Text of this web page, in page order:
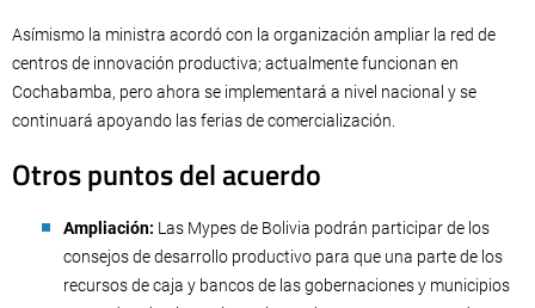
Asímismo la ministra acordó con la organización ampliar la red de
centros de innovación productiva; actualmente funcionan en
Cochabamba, pero ahora se implementará a nivel nacional y se
continuará apoyando las ferias de comercialización.
Otros puntos del acuerdo
Ampliación: Las Mypes de Bolivia podrán participar de los
consejos de desarrollo productivo para que una parte de los
recursos de caja y bancos de las gobernaciones y municipios